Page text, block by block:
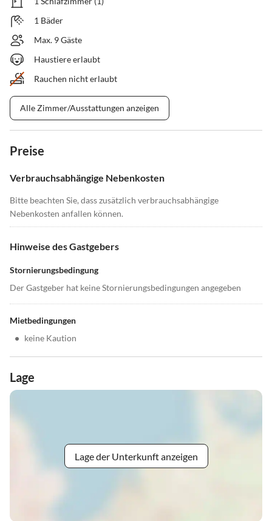
1 Bäder
Max. 9 Gäste
Haustiere erlaubt
Rauchen nicht erlaubt
Alle Zimmer/Ausstattungen anzeigen
Preise
Verbrauchsabhängige Nebenkosten
Bitte beachten Sie, dass zusätzlich verbrauchsabhängige
Nebenkosten anfallen können.
Hinweise des Gastgebers
Stornierungsbedingung
Der Gastgeber hat keine Stornierungsbedingungen angegeben
Mietbedingungen
• keine Kaution
Lage
Lage der Unterkunft anzeigen